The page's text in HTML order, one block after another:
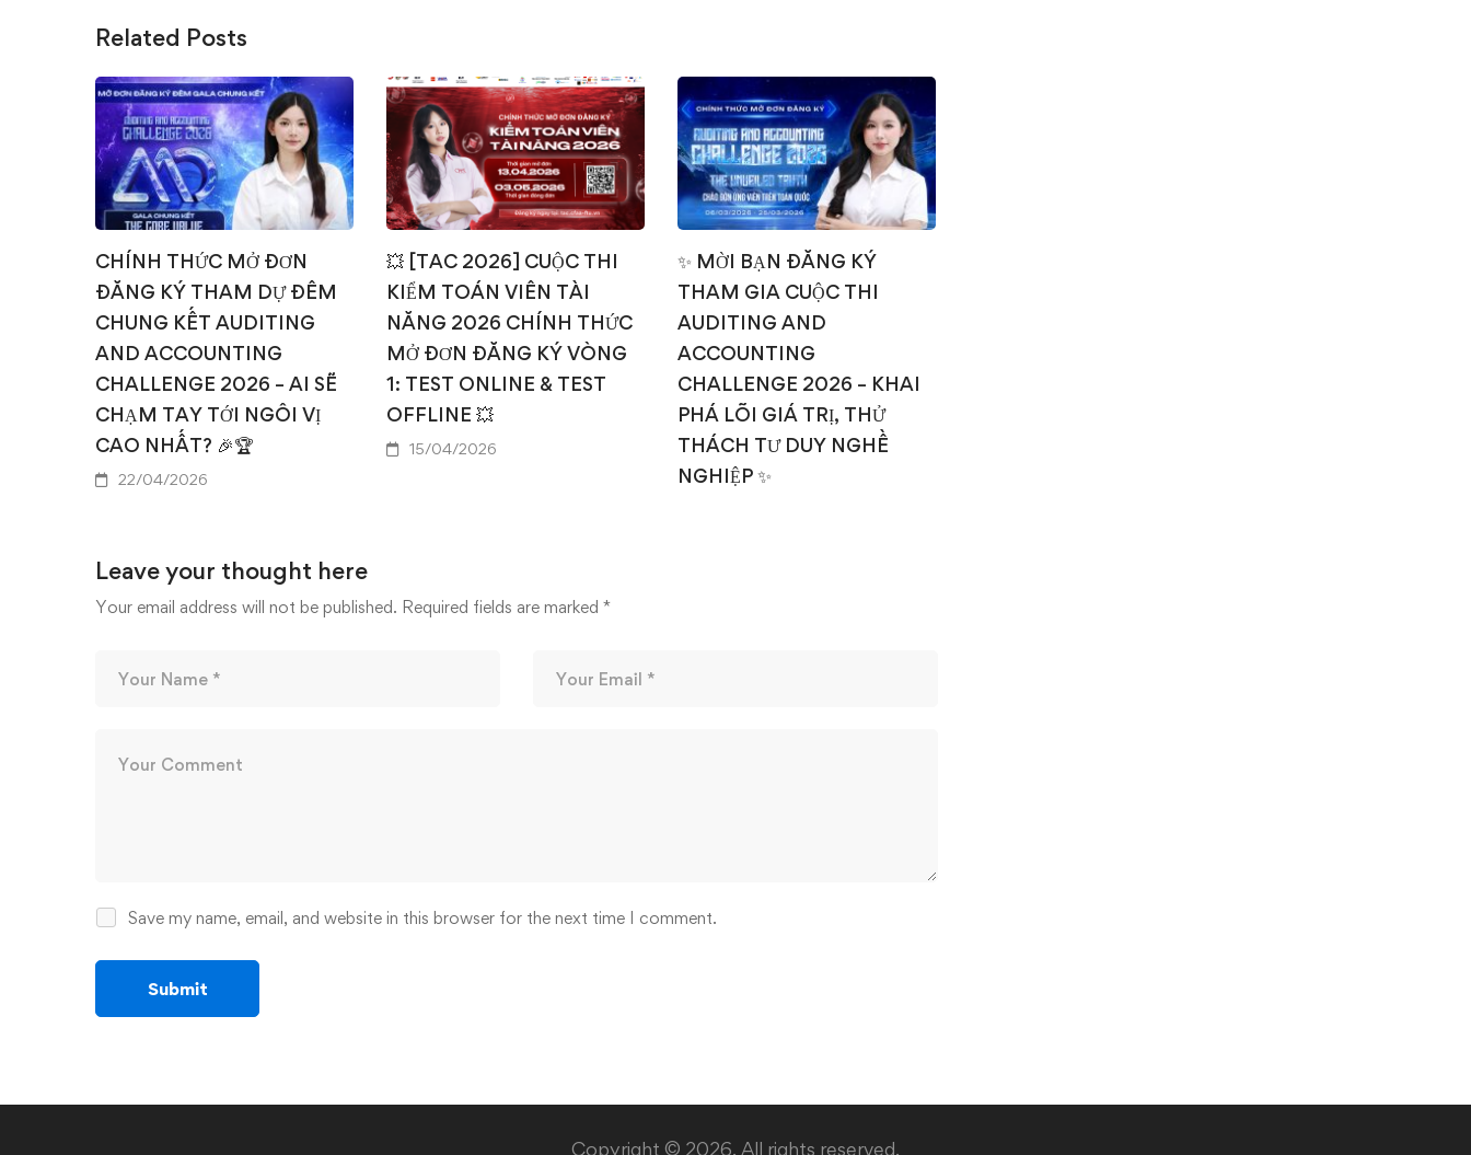
Related Posts
CHÍNH THỨC MỞ ĐƠN
ĐĂNG KÝ THAM DỰ ĐÊM
CHUNG KẾT AUDITING
AND ACCOUNTING
CHALLENGE 2026 – AI SẼ
CHẠM TAY TỚI NGÔI VỊ
CAO NHẤT? 🎉🏆
22/04/2026
💥 [TAC 2026] CUỘC THI
KIỂM TOÁN VIÊN TÀI
NĂNG 2026 CHÍNH THỨC
MỞ ĐƠN ĐĂNG KÝ VÒNG
1: TEST ONLINE & TEST
OFFLINE 💥
15/04/2026
✨ MỜI BẠN ĐĂNG KÝ
THAM GIA CUỘC THI
AUDITING AND
ACCOUNTING
CHALLENGE 2026 – KHAI
PHÁ LÕI GIÁ TRỊ, THỬ
THÁCH TƯ DUY NGHỀ
NGHIỆP ✨
Leave your thought here
Your email address will not be published. Required fields are marked *
Save my name, email, and website in this browser for the next time I comment.
Copyright © 2026. All rights reserved.